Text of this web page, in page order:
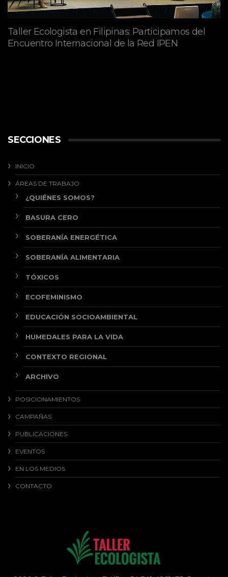
Taller Ecologista en Filipinas: Participamos del
Encuentro Internacional de la Red IPEN
SECCIONES
INICIO
ÁREAS DE TRABAJO
¿QUIÉNES SOMOS?
BASURA CERO
SOBERANÍA ENERGÉTICA
SOBERANÍA ALIMENTARIA
TÓXICOS
ECOFEMINISMO
EDUCACIÓN SOCIOAMBIENTAL
HUMEDALES PARA LA VIDA
CONTEXTO REGIONAL
ARCHIVO
POSICIONAMIENTOS
CAMPAÑAS
PUBLICACIONES
EVENTOS
EN LOS MEDIOS
CONTACTO